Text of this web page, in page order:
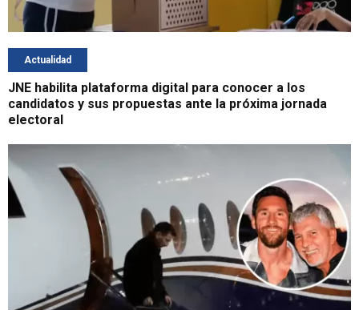
Actualidad
JNE habilita plataforma digital para conocer a los
candidatos y sus propuestas ante la próxima jornada
electoral